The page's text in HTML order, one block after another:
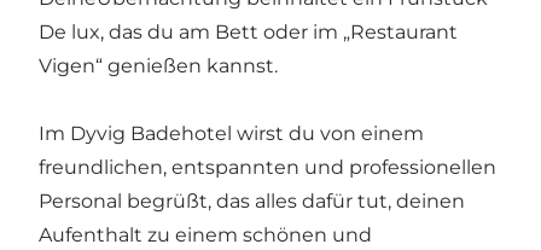
De lux, das du am Bett oder im „Restaurant
Vigen“ genießen kannst.
Im Dyvig Badehotel wirst du von einem
freundlichen, entspannten und professionellen
Personal begrüßt, das alles dafür tut, deinen
Aufenthalt zu einem schönen und